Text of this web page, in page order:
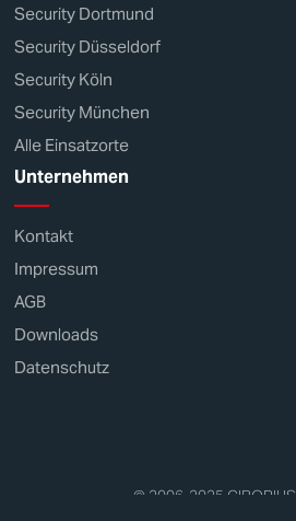
Security Dortmund
Security Düsseldorf
Security Köln
Security München
Alle Einsatzorte
Unternehmen
Kontakt
Impressum
AGB
Downloads
Datenschutz
© 2006-2025 CIBORIUS